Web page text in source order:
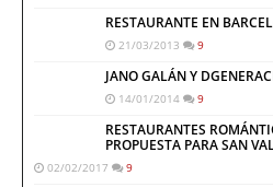
RESTAURANTE EN
21/03/2013 9
JANO GALÁN Y
14/01/2014 9
RESTAURANTES
PROPUESTA PARA SAN
02/02/2017 9